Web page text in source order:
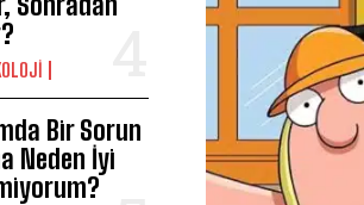
Bir Sorun
Neden İyi